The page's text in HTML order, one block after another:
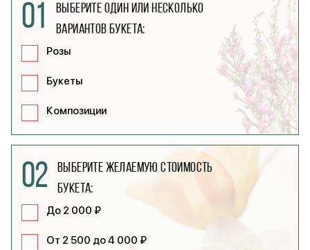
01
Выберите один или несколько
вариантов букета:
Розы
Букеты
Композиции
02
Выберите желаемую стоимость
букета:
До 2 000 ₽
От 2 500 до 4 000 ₽